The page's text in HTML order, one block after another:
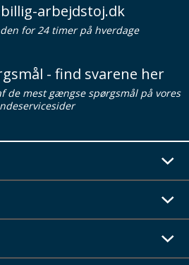
arbejdstoj.dk
for 24 timer på hverdage
- find svarene her
de mest gængse spørgsmål på vores